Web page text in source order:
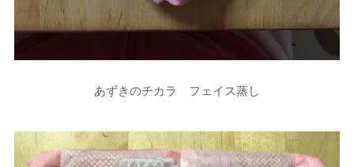
あずきのチカラ フェイス蒸し